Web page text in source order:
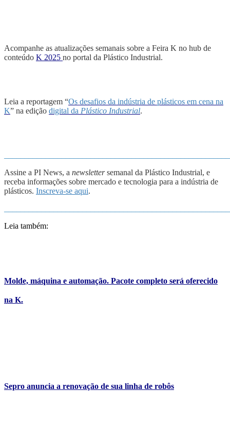
Acompanhe as atualizações semanais sobre a Feira K no hub de
conteúdo K 2025 no portal da Plástico Industrial.
Leia a reportagem “Os desafios da indústria de plásticos em cena na
K” na edição digital da Plástico Industrial.
Assine a PI News, a newslettersemanal da Plástico Industrial, e
receba informações sobre mercado e tecnologia para a indústria de
plásticos. Inscreva-se aqui.
Leia também:
Molde, máquina e automação. Pacote completo será oferecido
na K.
Sepro anuncia a renovação de sua linha de robôs